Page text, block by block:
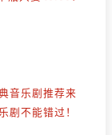
音乐剧推荐来
剧不能错过！